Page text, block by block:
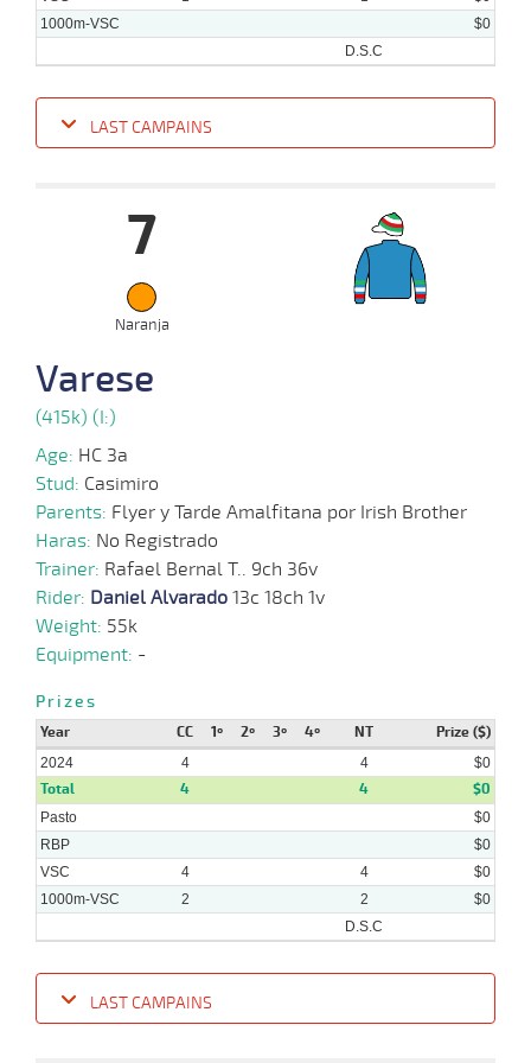
1000m-VSC
$0
D.S.C
LAST CAMPAINS
1000m 40,2 Cond.
2024
7
Naranja
Varese
(415k) (I:)
Age: HC 3a
Stud: Casimiro
Parents: Flyer y Tarde Amalfitana por Irish Brother
Haras: No Registrado
Trainer: Rafael Bernal T.. 9ch 36v
Rider: Daniel Alvarado 13c 18ch 1v
Weight: 55k
Equipment: -
Prizes
Year CC 1º 2º 3º 4º NT Prize ($)
2024 4 4 $0
Total 4 4 $0
Pasto
$0
RBP
$0
VSC
4 4
$0
1000m-VSC
2 2
$0
D.S.C
LAST CAMPAINS